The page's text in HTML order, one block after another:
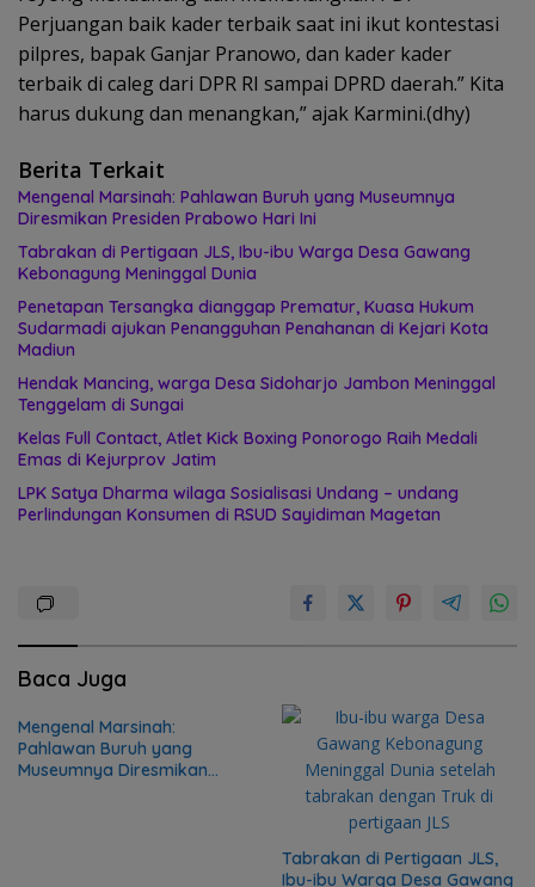
Perjuangan baik kader terbaik saat ini ikut kontestasi
pilpres, bapak Ganjar Pranowo, dan kader kader
terbaik di caleg dari DPR RI sampai DPRD daerah.” Kita
harus dukung dan menangkan,” ajak Karmini.(dhy)
Berita Terkait
Mengenal Marsinah: Pahlawan Buruh yang Museumnya
Diresmikan Presiden Prabowo Hari Ini
Tabrakan di Pertigaan JLS, Ibu-ibu Warga Desa Gawang
Kebonagung Meninggal Dunia
Penetapan Tersangka dianggap Prematur, Kuasa Hukum
Sudarmadi ajukan Penangguhan Penahanan di Kejari Kota
Madiun
Hendak Mancing, warga Desa Sidoharjo Jambon Meninggal
Tenggelam di Sungai
Kelas Full Contact, Atlet Kick Boxing Ponorogo Raih Medali
Emas di Kejurprov Jatim
LPK Satya Dharma wilaga Sosialisasi Undang – undang
Perlindungan Konsumen di RSUD Sayidiman Magetan
Baca Juga
Mengenal Marsinah:
Pahlawan Buruh yang
Museumnya Diresmikan
Tabrakan di Pertigaan JLS,
Ibu-ibu Warga Desa Gawang